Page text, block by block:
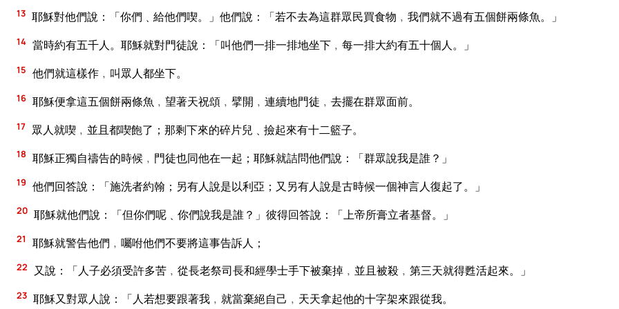
13 耶穌對他們說：「你們﹑給他們喫。」他們說：「若不去為這群眾民買食物﹐我們就不過有五個餅兩條魚。」
14 當時約有五千人。耶穌就對門徒說：「叫他們一排一排地坐下﹐每一排大約有五十個人。」
15 他們就這樣作﹐叫眾人都坐下。
16 耶穌便拿這五個餅兩條魚﹐望著天祝頌﹐擘開﹐連續地門徒﹐去擺在群眾面前。
17 眾人就喫﹐並且都喫飽了；那剩下來的碎片兒﹑撿起來有十二籃子。
18 耶穌正獨自禱告的時候﹐門徒也同他在一起；耶穌就詰問他們說：「群眾說我是誰？」
19 他們回答說：「施洗者約翰；另有人說是以利亞；又另有人說是古時候一個神言人復起了。」
20 耶穌就他們說：「但你們呢﹑你們說我是誰？」彼得回答說：「上帝所膏立者基督。」
21 耶穌就警告他們﹐囑咐他們不要將這事告訴人；
22 又說：「人子必須受許多苦﹐從長老祭司長和經學士手下被棄掉﹐並且被殺﹐第三天就得甦活起來。」
23 耶穌又對眾人說：「人若想要跟著我﹐就當棄絕自己﹐天天拿起他的十字架來跟從我。